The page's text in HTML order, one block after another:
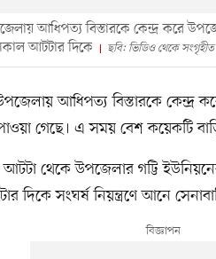
আধিপত্য বিস্তারকে কেন্দ্র করে
আটটার দিকে
ছবি: ভিডিও থেকে সংগৃহীত
আধিপত্য বিস্তারকে কেন্দ্র
গেছে। এ সময় বেশ কয়েকটি
থেকে উপজেলার গট্টি ইউনিয়নের
দিকে সংঘর্ষ নিয়ন্ত্রণে আনে